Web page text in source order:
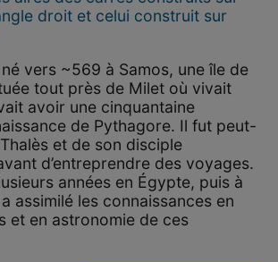
droit et celui construit sur
vers ~569 à Samos, une île de
tout près de Milet où vivait
avoir une cinquantaine
de Pythagore. Il fut peut-
et de son disciple
d’entreprendre des voyages.
années en Égypte, puis à
assimilé les connaissances en
et en astronomie de ces